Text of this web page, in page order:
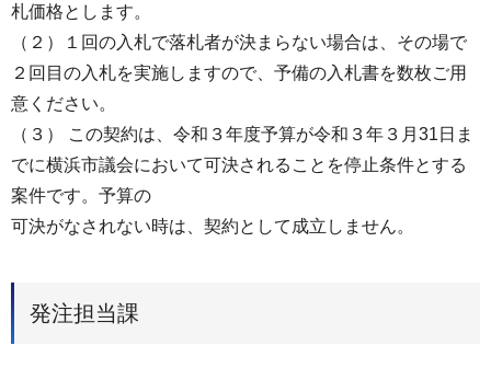
札価格とします。
（２）１回の⼊札で落札者が決まらない場合は、その場で
２回目の⼊札を実施しますので、予備の⼊札書を数枚ご⽤
意ください。
（３） この契約は、令和３年度予算が令和３年３⽉31⽇ま
でに横浜市議会において可決されることを停⽌条件とする
案件です。予算の
可決がなされない時は、契約として成⽴しません。
発注担当課